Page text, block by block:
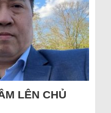
LÊN CHỦ